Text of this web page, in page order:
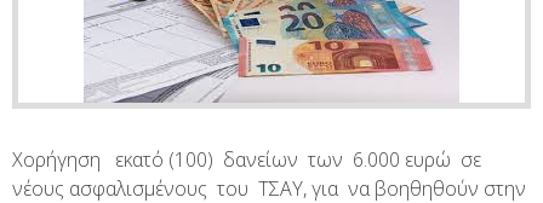
Χορήγηση εκατό (100) δανείων των 6.000 ευρώ σε
νέους ασφαλισμένους του ΤΣΑΥ, για να βοηθηθούν στην